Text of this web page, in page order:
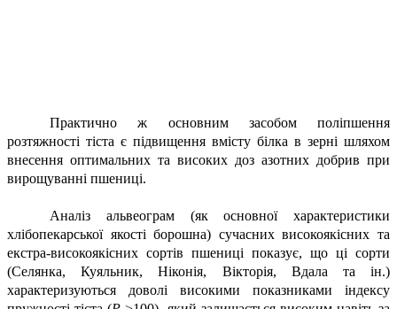
Практично ж основним засобом поліпшення
розтяжності тіста є підвищення вмісту білка в зерні шляхом
внесення оптимальних та високих доз азотних добрив при
вирощуванні пшениці.
Аналіз альвеограм (як основної характеристики
хлібопекарської якості борошна) сучасних високоякісних та
екстра-високоякісних сортів пшениці показує, що ці сорти
(Селянка, Куяльник, Ніконія, Вікторія, Вдала та ін.)
характеризуються доволі високими показниками індексу